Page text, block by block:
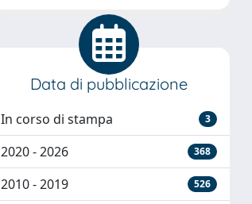
Data di pubblicazione
In corso di stampa 3
2020 - 2026 368
2010 - 2019 526